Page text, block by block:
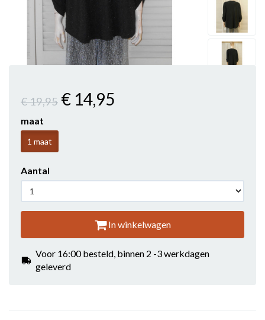
€ 19,95 € 14,95
maat
1 maat
Aantal
In winkelwagen
Voor 16:00 besteld, binnen 2 -3 werkdagen
geleverd